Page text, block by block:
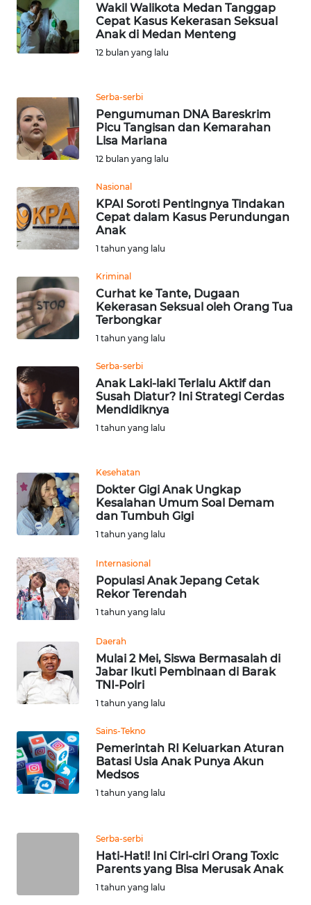
Wakil Walikota Medan Tanggap
Cepat Kasus Kekerasan Seksual
Anak di Medan Menteng
12 bulan yang lalu
Serba-serbi
Pengumuman DNA Bareskrim
Picu Tangisan dan Kemarahan
Lisa Mariana
12 bulan yang lalu
Nasional
KPAI Soroti Pentingnya Tindakan
Cepat dalam Kasus Perundungan
Anak
1 tahun yang lalu
Kriminal
Curhat ke Tante, Dugaan
Kekerasan Seksual oleh Orang Tua
Terbongkar
1 tahun yang lalu
Serba-serbi
Anak Laki-laki Terlalu Aktif dan
Susah Diatur? Ini Strategi Cerdas
Mendidiknya
1 tahun yang lalu
Kesehatan
Dokter Gigi Anak Ungkap
Kesalahan Umum Soal Demam
dan Tumbuh Gigi
1 tahun yang lalu
Internasional
Populasi Anak Jepang Cetak
Rekor Terendah
1 tahun yang lalu
Daerah
Mulai 2 Mei, Siswa Bermasalah di
Jabar Ikuti Pembinaan di Barak
TNI-Polri
1 tahun yang lalu
Sains-Tekno
Pemerintah RI Keluarkan Aturan
Batasi Usia Anak Punya Akun
Medsos
1 tahun yang lalu
Serba-serbi
Hati-Hati! Ini Ciri-ciri Orang Toxic
Parents yang Bisa Merusak Anak
1 tahun yang lalu
WN
JAMBI
WN
NTB
SULTENG
WN
SULBAR
WN
BABEL
WN
WN
SUMSEL
WN
LAMPUNG
WN
WN
NUSANTARA
WN
JOGJA
WN
JATIM
WN
BALI
WN
WN